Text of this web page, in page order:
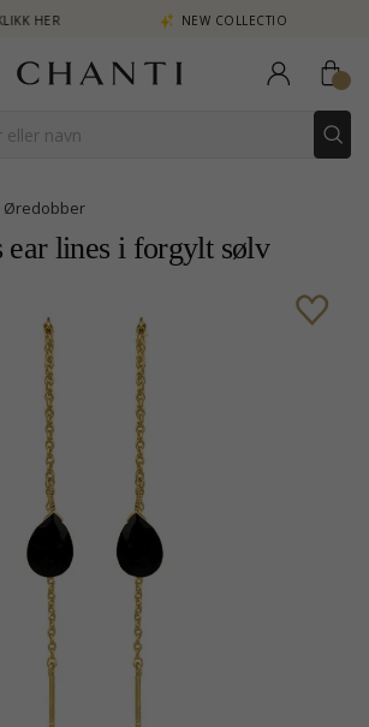
NEW COLLECTION | AURA
Øredobber
ear lines i forgylt sølv